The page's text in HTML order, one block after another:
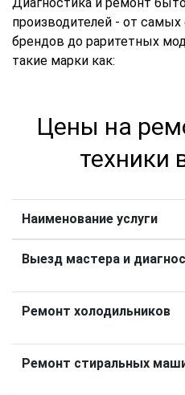
Диагностика и ремонт
производителей - от
брендов до раритетных
такие марки как:
Цены на
техники
Наименование услуги
Выезд мастера и
Ремонт холодильников
Ремонт стиральных